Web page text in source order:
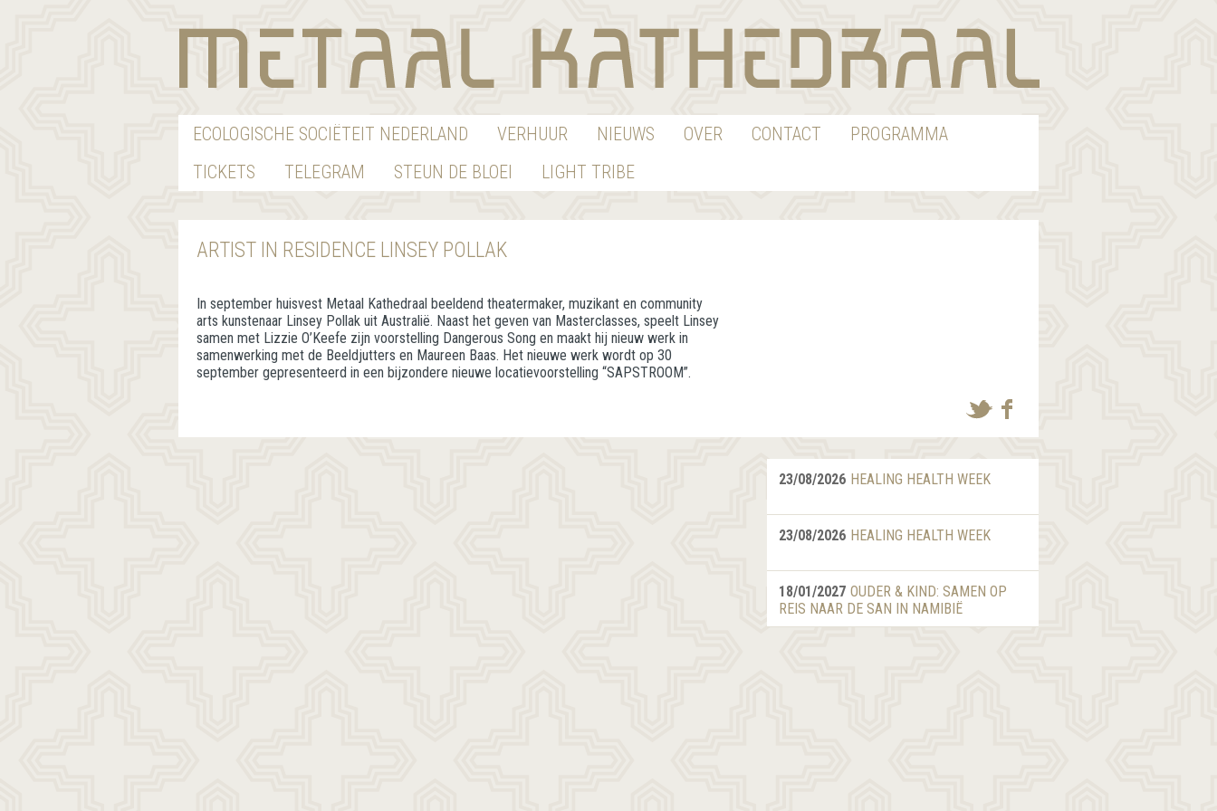
ECOLOGISCHE SOCIËTEIT NEDERLAND VERHUUR NIEUWS OVER CONTACT
PROGRAMMA
TICKETS
TELEGRAM STEUN DE BLOEI LIGHT TRIBE
ARTIST IN RESIDENCE LINSEY POLLAK
In september huisvest Metaal Kathedraal beeldend theatermaker, muzikant en community
arts kunstenaar Linsey Pollak uit Australië. Naast het geven van Masterclasses, speelt Linsey
samen met Lizzie O’Keefe zijn voorstelling Dangerous Song en maakt hij nieuw werk in
samenwerking met de Beeldjutters en Maureen Baas. Het nieuwe werk wordt op 30
september gepresenteerd in een bijzondere nieuwe locatievoorstelling “SAPSTROOM”.
23/08/2026 HEALING HEALTH WEEK
23/08/2026 HEALING HEALTH WEEK
18/01/2027 OUDER & KIND: SAMEN OP
REIS NAAR DE SAN IN NAMIBIË